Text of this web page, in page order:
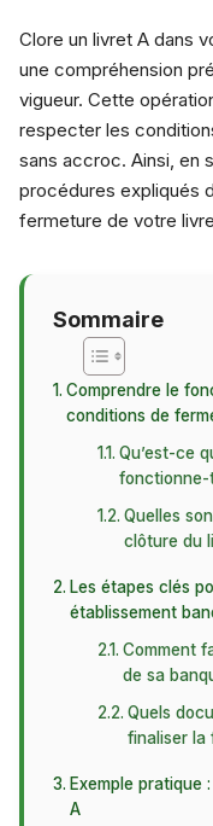
Clore un livret A dans
une compréhension
vigueur. Cette
respecter les
sans accroc. Ainsi, en
procédures expliqués
fermeture de votre
Sommaire
Comprendre le
conditions de
Qu’est-ce
fonctionne-
Quelles
clôture du
Les étapes clés
établissement
Comment
de sa
Quels
finaliser la
Exemple pratique
A